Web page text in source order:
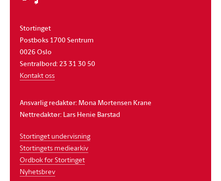
Stortinget
Postboks 1700 Sentrum
0026 Oslo
Sentralbord: 23 31 30 50
Kontakt oss
Ansvarlig redaktør: Mona Mortensen Krane
Nettredaktør: Lars Henie Barstad
Stortinget undervisning
Stortingets mediearkiv
Ordbok for Stortinget
Nyhetsbrev